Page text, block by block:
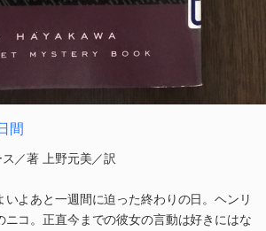
間
／著 上野元美／訳
いよあと一週間に迫った終わりの日。ヘンリ
ニコ。正直今までの彼女の言動は好きにはな